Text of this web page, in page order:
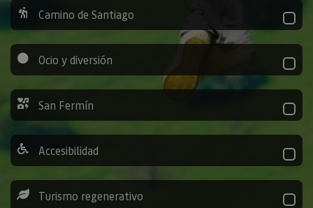
Camino de Santiago
Ocio y diversión
San Fermín
Accesibilidad
Turismo regenerativo